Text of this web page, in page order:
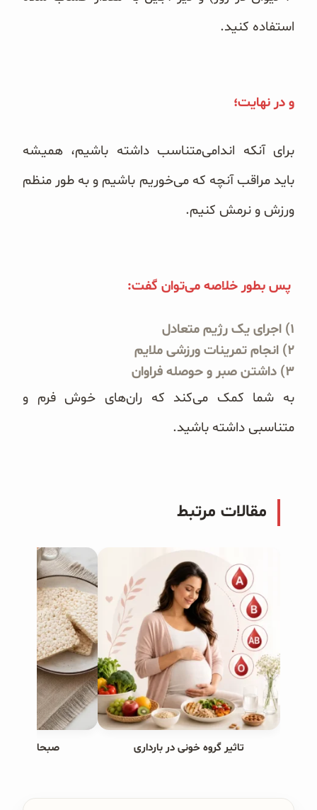
استفاده کنید.
و در نهایت؛
برای آنکه اندامی‌متناسب داشته باشیم، همیشه
باید مراقب آنچه که می‌خوریم باشیم و به طور منظم
ورزش و نرمش کنیم.
پس بطور خلاصه می‌توان گفت:
۱) اجرای یک رژیم متعادل
۲) انجام تمرینات ورزشی ملایم
۳) داشتن صبر و حوصله فراوان
به شما کمک می‌کند که ران‌های خوش فرم و
متناسبی داشته باشید.
مقالات مرتبط
تاثیر گروه خونی در بارداری صبحانه های